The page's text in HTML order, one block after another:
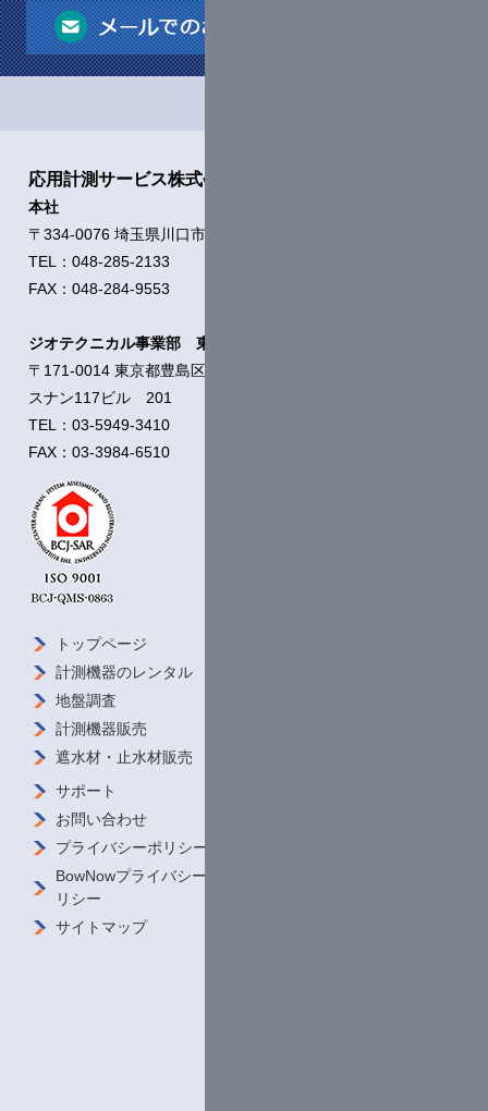
応用計測サービス株式会社
本社
〒334-0076 埼玉県川口市本蓮1-11-21
TEL：048-285-2133
FAX：048-284-9553
ジオテクニカル事業部 東京支店
〒171-0014 東京都豊島区池袋2-54-5
スナン117ビル 201
TEL：03-5949-3410
FAX：03-3984-6510
トップページ
計測機器のレンタル
地盤調査
計測機器販売
遮水材・ 止水材販売
サポート
お問い合わせ
プライバシーポリシー
BowNowプライバシーポ
リシー
サイトマップ